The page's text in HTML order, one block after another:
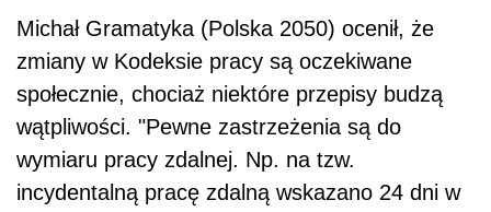
Michał Gramatyka (Polska 2050) ocenił, że
zmiany w Kodeksie pracy są oczekiwane
społecznie, chociaż niektóre przepisy budzą
wątpliwości. "Pewne zastrzeżenia są do
wymiaru pracy zdalnej. Np. na tzw.
incydentalną pracę zdalną wskazano 24 dni w